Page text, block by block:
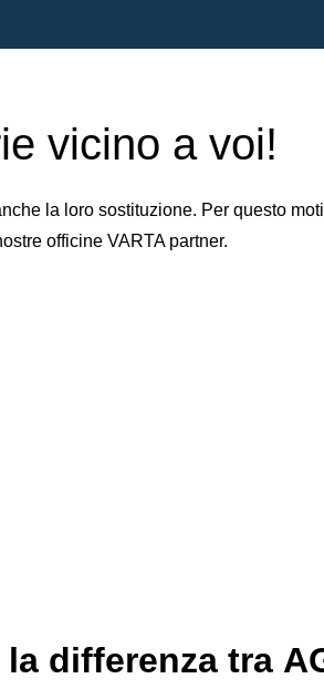
vicino a voi!
la loro sostituzione. Per questo
officine VARTA partner.
la differenza tra